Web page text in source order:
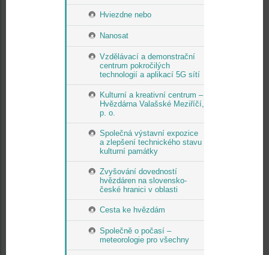
Hviezdne nebo
Nanosat
Vzdělávací a demonstrační
centrum pokročilých
technologií a aplikací 5G sítí
Kulturní a kreativní centrum –
Hvězdárna Valašské Meziříčí,
p. o.
Společná výstavní expozice
a zlepšení technického stavu
kulturní památky
Zvyšování dovedností
hvězdáren na slovensko-
české hranici v oblasti
Cesta ke hvězdám
Společně o počasí –
meteorologie pro všechny